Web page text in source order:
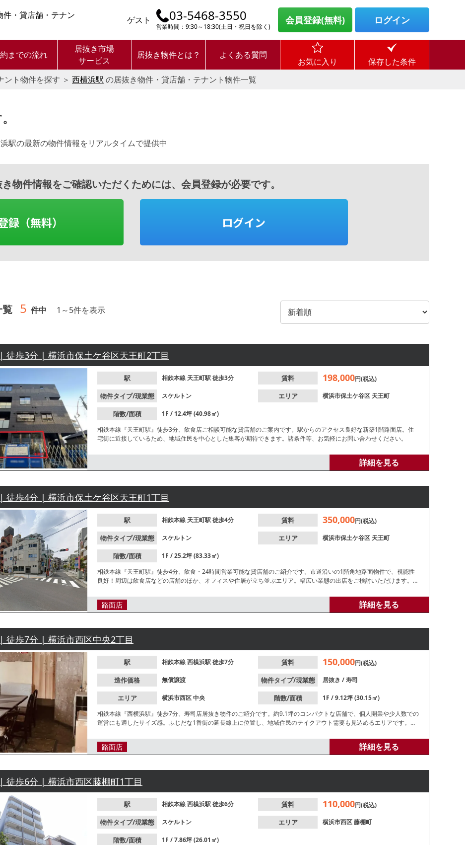
・貸店舗・テナン
ゲスト 03-5468-3550
営業時間：9:30～18:30(土日・祝日を除く)
会員登録(無料) ログイン
までの流れ
居抜き市場
サービス
居抜き物件とは？ よくある質問
お気に入り
保存した条件
ント物件を探す ＞ 西横浜駅 の居抜き物件・貸店舗・テナント物件一覧
駅の最新の物件情報をリアルタイムで提供中
物件情報をご確認いただくためには、会員登録が必要です。
録（無料） ログイン
覧 5 件中 1 ～5件を表示
徒歩3分 | 横浜市保土ケ谷区天王町2丁目
駅 相鉄本線 天王町駅徒歩3分 賃料 198,000円(税込)
物件タイプ/現業態 スケルトン エリア 横浜市保土ケ谷区 天王町
階数/面積
1F / 12.4坪 (40.98㎡)
相鉄本線『天王町駅』徒歩3分、飲食店ご相談可能な貸店舗のご案内です。駅からのアクセス良好な新築1階路面店。住
宅街に近接しているため、地域住民を中心とした集客が期待できます。諸条件等、お気軽にお問い合わせください。
詳細を見る
徒歩4分 | 横浜市保土ケ谷区天王町1丁目
駅 相鉄本線 天王町駅徒歩4分 賃料 350,000円(税込)
物件タイプ/現業態 スケルトン エリア 横浜市保土ケ谷区 天王町
階数/面積
1F / 25.2坪 (83.33㎡)
相鉄本線『天王町駅』徒歩4分、飲食・24時間営業可能な貸店舗のご紹介です。市道沿いの1階角地路面物件で、視認性
良好！周辺は飲食店などの店舗のほか、オフィスや住居が立ち並ぶエリア。幅広い業態の出店をご検討いただけます。詳
路面店 詳細を見る
徒歩7分 | 横浜市西区中央2丁目
駅 相鉄本線西横浜駅徒歩7分 賃料 150,000円(税込)
造作価格 無償譲渡 物件タイプ/現業態 居抜き /寿司
エリア 横浜市西区中央 階数/面積
1F / 9.12坪 (30.15㎡)
相鉄本線『西横浜駅』徒歩7分、寿司店居抜き物件のご紹介です。約9.1坪のコンパクトな店舗で、個人開業や少人数での
運営にも適したサイズ感。ふじだな1番街の延長線上に位置し、地域住民のテイクアウト需要も見込めるエリアです。業
路面店 詳細を見る
徒歩6分 | 横浜市西区藤棚町1丁目
駅 相鉄本線西横浜駅徒歩6分 賃料 110,000円(税込)
物件タイプ/現業態 スケルトン エリア 横浜市西区藤棚町
階数/面積
1F / 7.86坪 (26.01㎡)